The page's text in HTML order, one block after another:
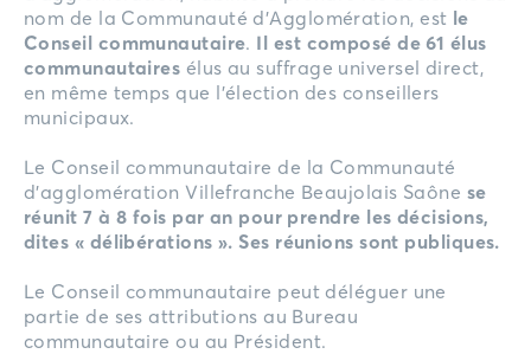
nom de la Communauté d’Agglomération, est le
Conseil communautaire. Il est composé de 61 élus
communautaires élus au suffrage universel direct,
en même temps que l’élection des conseillers
municipaux.
Le Conseil communautaire de la Communauté
d’agglomération Villefranche Beaujolais Saône se
réunit 7 à 8 fois par an pour prendre les décisions,
dites « délibérations ». Ses réunions sont publiques.
Le Conseil communautaire peut déléguer une
partie de ses attributions au Bureau
communautaire ou au Président.